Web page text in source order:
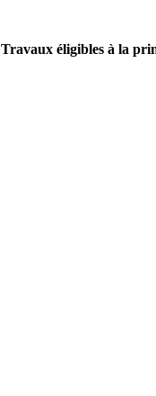
Travaux éligibles à la